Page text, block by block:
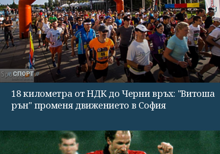
СПОРТ
18 километра от НДК до Черни връх: "Витоша
рън" променя движението в София